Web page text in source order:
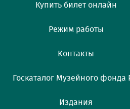
Купить билет онлайн
Режим работы
Контакты
Госкаталог Музейного фонда
Издания